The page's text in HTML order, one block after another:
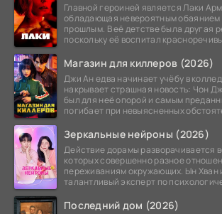
Главной героиней является Лаки
обладающая невероятным
прошлым. В её детстве была другая
поскольку её воспитал
Магазин для киллеров (2026)
Джи Ан едва начинает учёбу в
накрывает страшная новость: Чон
был для неё опорой и самым
погибает при невыясненных
Зеркальные нейроны (2026)
Действие дорамы разворачивается
которых совершенно разное
переживаниям окружающих. Ын Хван
талантливый эксперт по
Последний дом (2026)